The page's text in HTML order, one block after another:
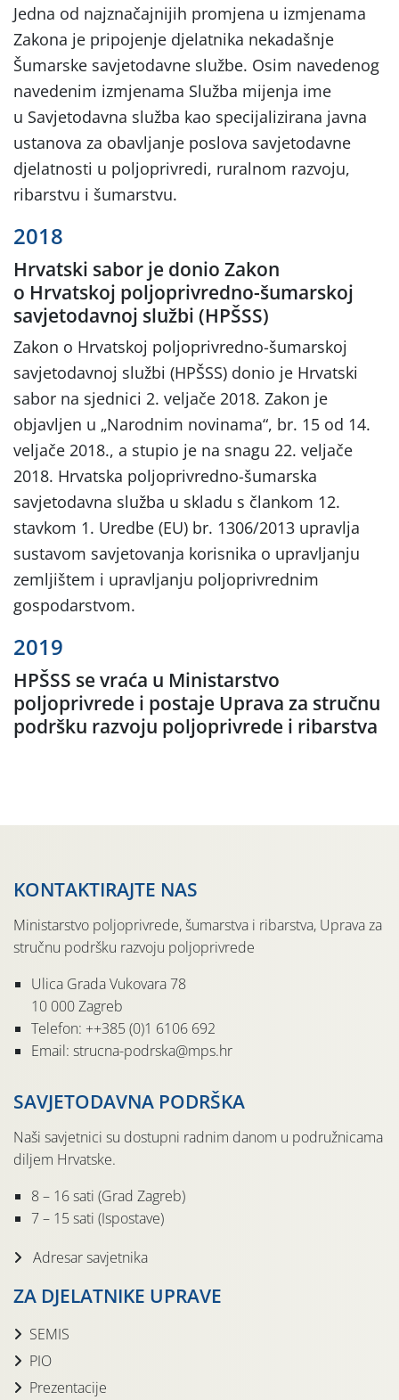
Jedna od najznačajnijih promjena u izmjenama
Zakona je pripojenje djelatnika nekadašnje
Šumarske savjetodavne službe. Osim navedenog
navedenim izmjenama Služba mijenja ime
u Savjetodavna služba kao specijalizirana javna
ustanova za obavljanje poslova savjetodavne
djelatnosti u poljoprivredi, ruralnom razvoju,
ribarstvu i šumarstvu.
2018
Hrvatski sabor je donio Zakon
o Hrvatskoj poljoprivredno-šumarskoj
savjetodavnoj službi (HPŠSS)
Zakon o Hrvatskoj poljoprivredno-šumarskoj
savjetodavnoj službi (HPŠSS) donio je Hrvatski
sabor na sjednici 2. veljače 2018. Zakon je
objavljen u „Narodnim novinama“, br. 15 od 14.
veljače 2018., a stupio je na snagu 22. veljače
2018. Hrvatska poljoprivredno-šumarska
savjetodavna služba u skladu s člankom 12.
stavkom 1. Uredbe (EU) br. 1306/2013 upravlja
sustavom savjetovanja korisnika o upravljanju
zemljištem i upravljanju poljoprivrednim
gospodarstvom.
2019
HPŠSS se vraća u Ministarstvo
poljoprivrede i postaje Uprava za stručnu
podršku razvoju poljoprivrede i ribarstva
KONTAKTIRAJTE NAS
Ministarstvo poljoprivrede, šumarstva i ribarstva, Uprava za
stručnu podršku razvoju poljoprivrede
Ulica Grada Vukovara 78
10 000 Zagreb
Telefon: ++385 (0)1 6106 692
Email: strucna-podrska@mps.hr
SAVJETODAVNA PODRŠKA
Naši savjetnici su dostupni radnim danom u podružnicama
diljem Hrvatske.
8 – 16 sati (Grad Zagreb)
7 – 15 sati (Ispostave)
Adresar savjetnika
ZA DJELATNIKE UPRAVE
SEMIS
PIO
Prezentacije